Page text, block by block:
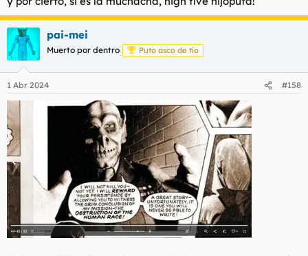
pai-mei
Muerto por dentro Puto asco de tío
1 Abr 2024 #158